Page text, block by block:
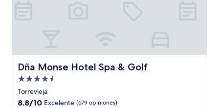
Dña Monse Hotel Spa & Golf
Dña Monse Hotel Spa & Golf
Propiedad
de
4.5
Torrevieja
8.8
8.8/10 Excelente (679 opiniones)